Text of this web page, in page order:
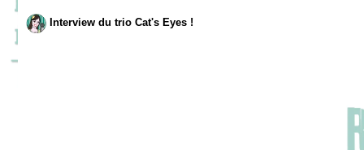
Interview du trio Cat's Eyes !